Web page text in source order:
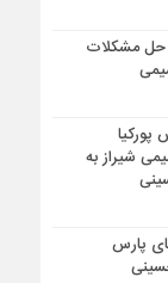
حل مشکلات
شیراز به
پارس